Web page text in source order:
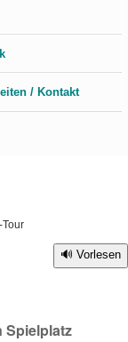
/ Kontakt
Tour
Vorlesen
Spielplatz